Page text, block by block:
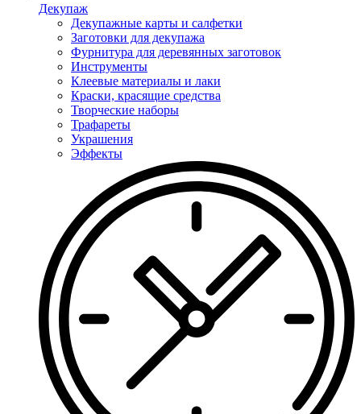
Декупаж
Декупажные карты и салфетки
Заготовки для декупажа
Фурнитура для деревянных заготовок
Инструменты
Клеевые материалы и лаки
Краски, красящие средства
Творческие наборы
Трафареты
Украшения
Эффекты